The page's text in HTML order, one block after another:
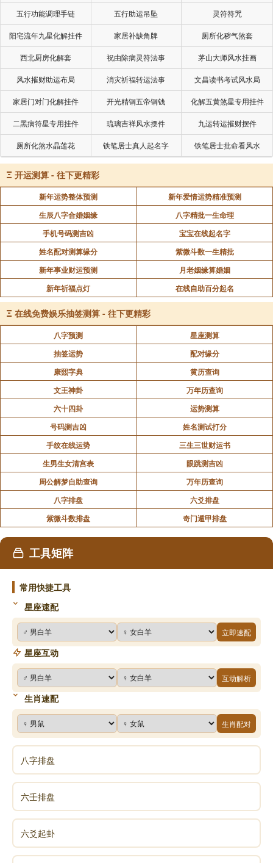
五行功能调理手链 五行助运吊坠 灵符符咒
阳宅流年九星化解挂件 家居补缺角牌 厕所化秽气煞套
西北厨房化解套 祝由除病灵符法事 茅山大师风水挂画
风水摧财助运布局 消灾祈福转运法事 文昌读书考试风水局
家居门对门化解挂件 开光精铜五帝铜钱 化解五黄煞星专用挂件
二黑病符星专用挂件 琉璃吉祥风水摆件 九运转运摧财摆件
厕所化煞水晶莲花 铁笔居士真人起名字 铁笔居士批命看风水
Ξ 开运测算 - 往下更精彩
新年运势整体预测
新年爱情运势精准预测
生辰八字合婚姻缘
八字精批一生命理
手机号码测吉凶
宝宝在线起名字
姓名配对测算缘分
紫微斗数一生精批
新年事业财运预测
月老姻缘算婚姻
新年祈福点灯
在线自助百分起名
Ξ 在线免费娱乐抽签测算 - 往下更精彩
八字预测
星座测算
抽签运势
配对缘分
康熙字典
黄历查询
文王神卦
万年历查询
六十四卦
运势测算
号码测吉凶
姓名测试打分
手纹在线运势
三生三世财运书
生男生女清宫表
眼跳测吉凶
周公解梦自助查询
万年历查询
八字排盘
六爻排盘
紫微斗数排盘
奇门遁甲排盘
工具矩阵
常用快捷工具
星座速配
立即速配
星座互动
互动解析
生肖速配
生肖配对
八字排盘
六壬排盘
六爻起卦